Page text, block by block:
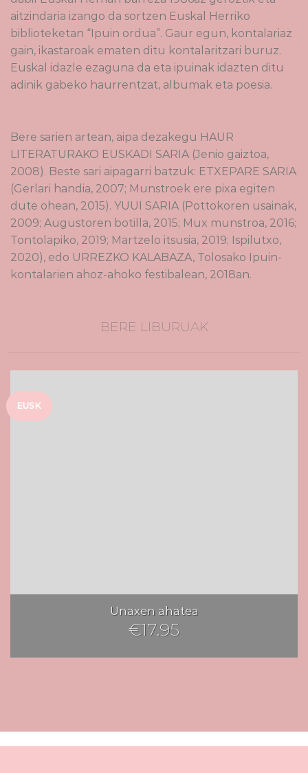
aitzindaria izango da sortzen Euskal Herriko
biblioteketan “Ipuin ordua”. Gaur egun, kontalariaz
gain, ikastaroak ematen ditu kontalaritzari buruz.
Euskal idazle ezaguna da eta ipuinak idazten ditu
adinik gabeko haurrentzat, albumak eta poesia.
Bere sarien artean, aipa dezakegu HAUR
LITERATURAKO EUSKADI SARIA (Jenio gaiztoa,
2008). Beste sari aipagarri batzuk: ETXEPARE SARIA
(Gerlari handia, 2007; Munstroek ere pixa egiten
dute ohean, 2015). YUUI SARIA (Pottokoren usainak,
2009; Augustoren botilla, 2015; Mux munstroa, 2016;
Tontolapiko, 2019; Martzelo itsusia, 2019; Ispilutxo,
2020), edo URREZKO KALABAZA, Tolosako Ipuin-
kontalarien ahoz-ahoko festibalean, 2018an.
BERE LIBURUAK
EUSK
Unaxen ahatea
€17.95